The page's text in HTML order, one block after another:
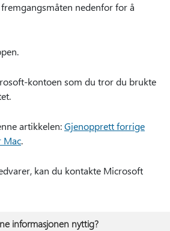
nedenfor for å
kontoen som du tror du brukte
artikkelen:Gjenopprett forrige
Mac.
kan du kontakte Microsoft
informasjonen nyttig?